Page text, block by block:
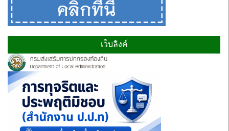
เว็บลิงค์